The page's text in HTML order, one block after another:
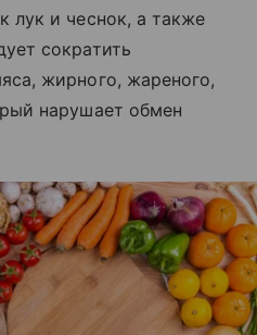
лук и чеснок, а также
сократить
жирного, жареного,
нарушает обмен